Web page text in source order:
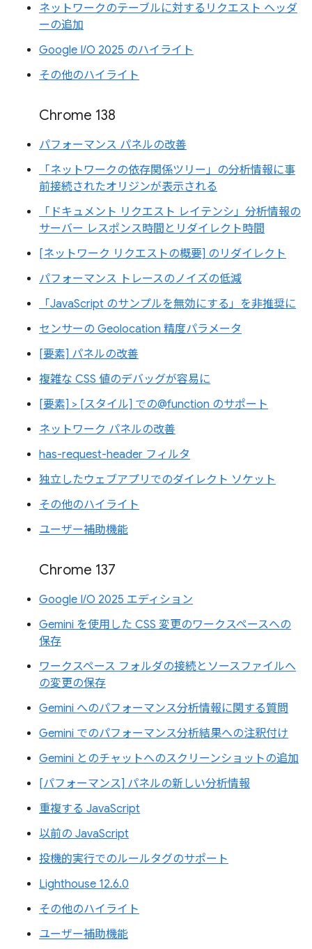
ネットワークのテーブルに対するリクエスト ヘッダ
ーの追加
Google I/O 2025 のハイライト
その他のハイライト
Chrome 138
パフォーマンス パネルの改善
「ネットワークの依存関係ツリー」の分析情報に事
前接続されたオリジンが表示される
「ドキュメント リクエスト レイテンシ」分析情報の
サーバー レスポンス時間とリダイレクト時間
[ネットワーク リクエストの概要] のリダイレクト
パフォーマンス トレースのノイズの低減
「JavaScript のサンプルを無効にする」を非推奨に
センサーの Geolocation 精度パラメータ
[要素] パネルの改善
複雑な CSS 値のデバッグが容易に
[要素] > [スタイル] での@function のサポート
ネットワーク パネルの改善
has-request-header フィルタ
独立したウェブアプリでのダイレクト ソケット
その他のハイライト
ユーザー補助機能
Chrome 137
Google I/O 2025 エディション
Gemini を使用した CSS 変更のワークスペースへの
保存
ワークスペース フォルダの接続とソースファイルへ
の変更の保存
Gemini へのパフォーマンス分析情報に関する質問
Gemini でのパフォーマンス分析結果への注釈付け
Gemini とのチャットへのスクリーンショットの追加
[パフォーマンス] パネルの新しい分析情報
重複する JavaScript
以前の JavaScript
投機的実行でのルールタグのサポート
Lighthouse 12.6.0
その他のハイライト
ユーザー補助機能